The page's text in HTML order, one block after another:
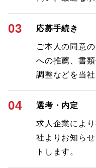
03 応募手続き
ご本人の同意
への推薦、書
調整などを当
04 選考・内定
求人企業によ
社よりお知ら
トします。